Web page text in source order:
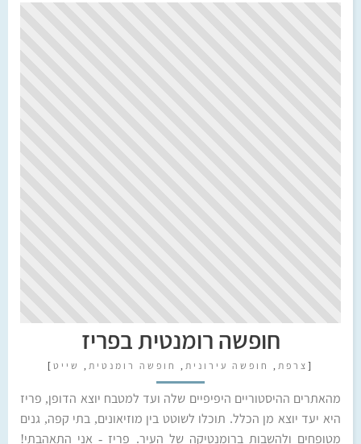
חופשה רומנטית בפריז
[ צרפת , חופשה עירונית , חופשה רומנטית , שייט ]
מהאתרים ההיסטוריים היפיפיים שלה ועד למטבח יוצא הדופן, פריז
היא יעד יוצא מן הכלל. תוכלו לשוטט בין מוזיאונים, בתי קפה, גנים
מטופחים ולהשבות ברומנטיקה של העיר. פריז - אני התאהבתי!